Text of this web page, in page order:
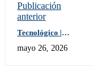
Publicación
anterior
Tecnológico |
Rendición de
mayo 26, 2026